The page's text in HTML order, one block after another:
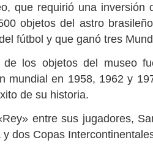
que requirió una
objetos del astro
fútbol y que ganó tres
de los objetos del museo
mundial en 1958, 1962 y
de su historia.
entre sus jugadores,
y dos Copas